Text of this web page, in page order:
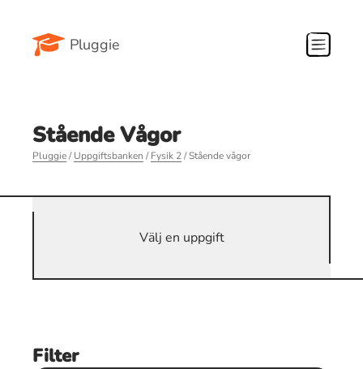
Pluggie
Stående Vågor
Pluggie/Uppgiftsbanken /Fysik 2/ Stående vågor
Välj en uppgift
Filter